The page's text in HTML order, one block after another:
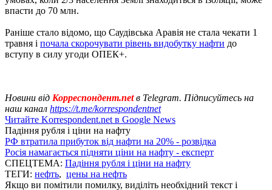
впасти до 70 млн.
Раніше стало відомо, що Саудівська Аравія не стала чекати 1
травня і почала скорочувати рівень видобутку нафти до
вступу в силу угоди ОПЕК+.
Новини від Корреспондент.netв Telegram. Підписуйтесь на
наш канал https://t.me/korrespondentnet
Читайте Korrespondent.net в Google News
Падіння рубля і ціни на нафту
РФ втратила прибуток від нафти на 20% - розвідка
Росія намагається підняти ціни на нафту - експерт
СПЕЦТЕМА: Падіння рубля і ціни на нафту
ТЕГИ: нефть, цены на нефть
Якщо ви помітили помилку, виділіть необхідний текст і